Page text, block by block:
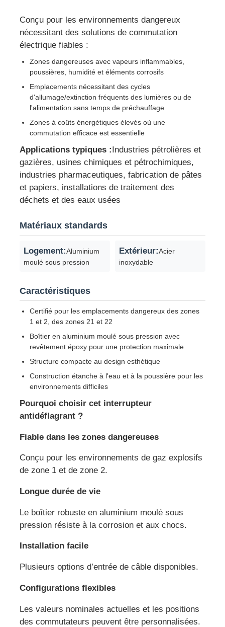
Boîte anti-explosion
interrupteur antidéflagrant
Glandes de câbles à l'épreuve des explosions
prise et prise anti-déflagrantes
Conçu pour les environnements dangereux
nécessitant des solutions de commutation
électrique fiables :
Zones dangereuses avec vapeurs inflammables,
poussières, humidité et éléments corrosifs
Emplacements nécessitant des cycles
d'allumage/extinction fréquents des lumières ou de
l'alimentation sans temps de préchauffage
Zones à coûts énergétiques élevés où une
commutation efficace est essentielle
Applications typiques :Industries pétrolières et
gazières, usines chimiques et pétrochimiques,
industries pharmaceutiques, fabrication de pâtes
et papiers, installations de traitement des
déchets et des eaux usées
Matériaux standards
Logement:Aluminium
moulé sous pression
Extérieur:Acier
inoxydable
Caractéristiques
Certifié pour les emplacements dangereux des zones
1 et 2, des zones 21 et 22
Boîtier en aluminium moulé sous pression avec
revêtement époxy pour une protection maximale
Structure compacte au design esthétique
Construction étanche à l'eau et à la poussière pour les
environnements difficiles
Pourquoi choisir cet interrupteur
antidéflagrant ?
Fiable dans les zones dangereuses
Conçu pour les environnements de gaz explosifs
de zone 1 et de zone 2.
Longue durée de vie
Le boîtier robuste en aluminium moulé sous
pression résiste à la corrosion et aux chocs.
Installation facile
Plusieurs options d’entrée de câble disponibles.
Configurations flexibles
Les valeurs nominales actuelles et les positions
des commutateurs peuvent être personnalisées.